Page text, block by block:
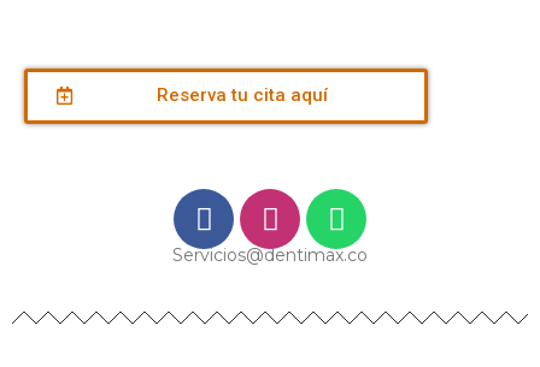
Reserva tu cita aquí
Servicios@dentimax.co